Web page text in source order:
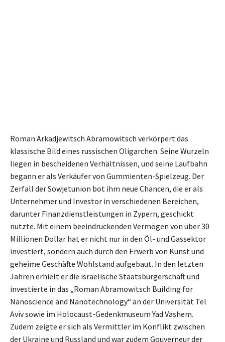
Roman Arkadjewitsch Abramowitsch verkörpert das
klassische Bild eines russischen Oligarchen. Seine Wurzeln
liegen in bescheidenen Verhältnissen, und seine Laufbahn
begann er als Verkäufer von Gummienten-Spielzeug. Der
Zerfall der Sowjetunion bot ihm neue Chancen, die er als
Unternehmer und Investor in verschiedenen Bereichen,
darunter Finanzdienstleistungen in Zypern, geschickt
nutzte. Mit einem beeindruckenden Vermögen von über 30
Millionen Dollar hat er nicht nur in den Öl- und Gassektor
investiert, sondern auch durch den Erwerb von Kunst und
geheime Geschäfte Wohlstand aufgebaut. In den letzten
Jahren erhielt er die israelische Staatsbürgerschaft und
investierte in das „Roman Abramowitsch Building for
Nanoscience and Nanotechnology“ an der Universität Tel
Aviv sowie im Holocaust-Gedenkmuseum Yad Vashem.
Zudem zeigte er sich als Vermittler im Konflikt zwischen
der Ukraine und Russland und war zudem Gouverneur der